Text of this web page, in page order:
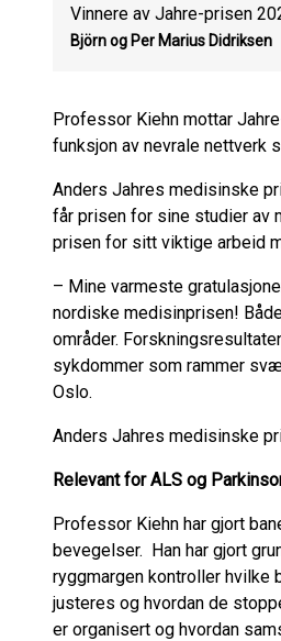
Vinnere av Jahre-prisen
Björn og Per Marius Didriksen
Professor Kiehn mottar
funksjon av nevrale nettverk
Anders Jahres medisinske
får prisen for sine studier av
prisen for sitt viktige arbeid
– Mine varmeste
nordiske medisinprisen!
områder.
sykdommer som rammer
Oslo.
Anders Jahres medisinske
Relevant for ALS og
Professor Kiehn har gjort
bevegelser. Han har gjort
ryggmargen kontroller hvilke
justeres og hvordan de
er organisert og hvordan